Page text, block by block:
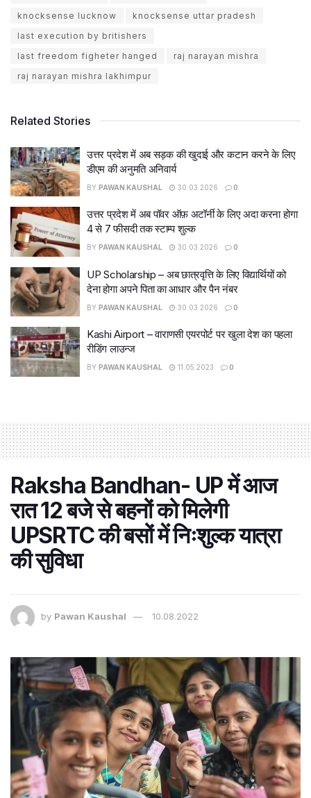
knocksense lucknow
knocksense uttar pradesh
last execution by britishers
last freedom figheter hanged
raj narayan mishra
raj narayan mishra lakhimpur
Related Stories
उत्तर प्रदेश में अब सड़क की खुदाई और कटान करने के लिए
डीएम की अनुमति अनिवार्य
BY PAWAN KAUSHAL 30.03.2026 0
उत्तर प्रदेश में अब पॉवर ऑफ़ अटॉर्नी के लिए अदा करना होगा
4 से 7 फीसदी तक स्टाम्प शुल्क
BY PAWAN KAUSHAL 30.03.2026 0
UP Scholarship – अब छात्रवृत्ति के लिए विद्यार्थियों को
देना होगा अपने पिता का आधार और पैन नंबर
BY PAWAN KAUSHAL 30.03.2026 0
Kashi Airport – वाराणसी एयरपोर्ट पर खुला देश का पहला
रीडिंग लाउन्ज
BY PAWAN KAUSHAL 11.05.2023 0
Raksha Bandhan- UP में आज
रात 12 बजे से बहनों को मिलेगी
UPSRTC की बसों में निःशुल्क यात्रा
की सुविधा
by Pawan Kaushal 10.08.2022